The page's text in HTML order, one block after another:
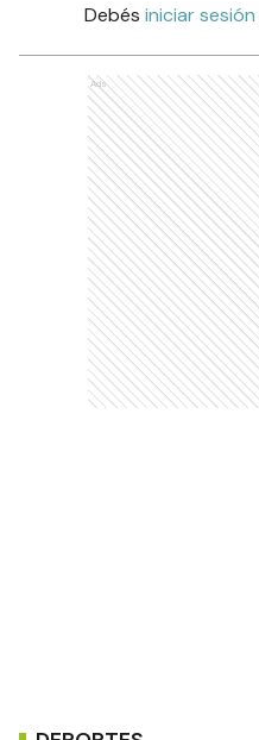
Debés iniciar sesión
Ads